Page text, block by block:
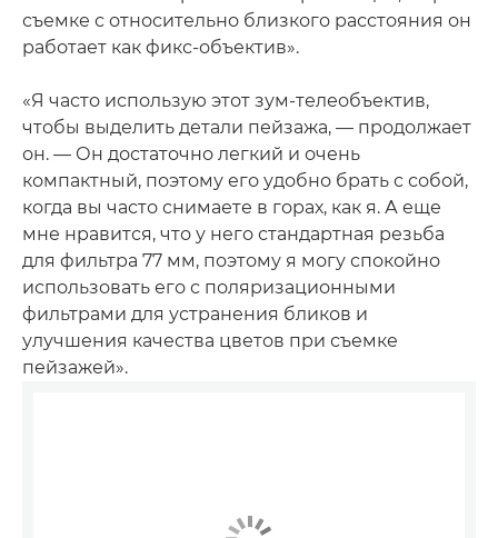
съемке с относительно близкого расстояния он
работает как фикс-объектив».
«Я часто использую этот зум-телеобъектив,
чтобы выделить детали пейзажа, — продолжает
он. — Он достаточно легкий и очень
компактный, поэтому его удобно брать с собой,
когда вы часто снимаете в горах, как я. А еще
мне нравится, что у него стандартная резьба
для фильтра 77 мм, поэтому я могу спокойно
использовать его с поляризационными
фильтрами для устранения бликов и
улучшения качества цветов при съемке
пейзажей».